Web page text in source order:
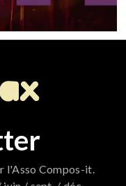
l'Asso Compos-it.